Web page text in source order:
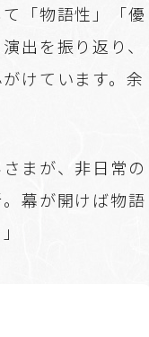
「物語性」「優
出を振り返り、
けています。余
まが、非日常の
幕が開けば物語